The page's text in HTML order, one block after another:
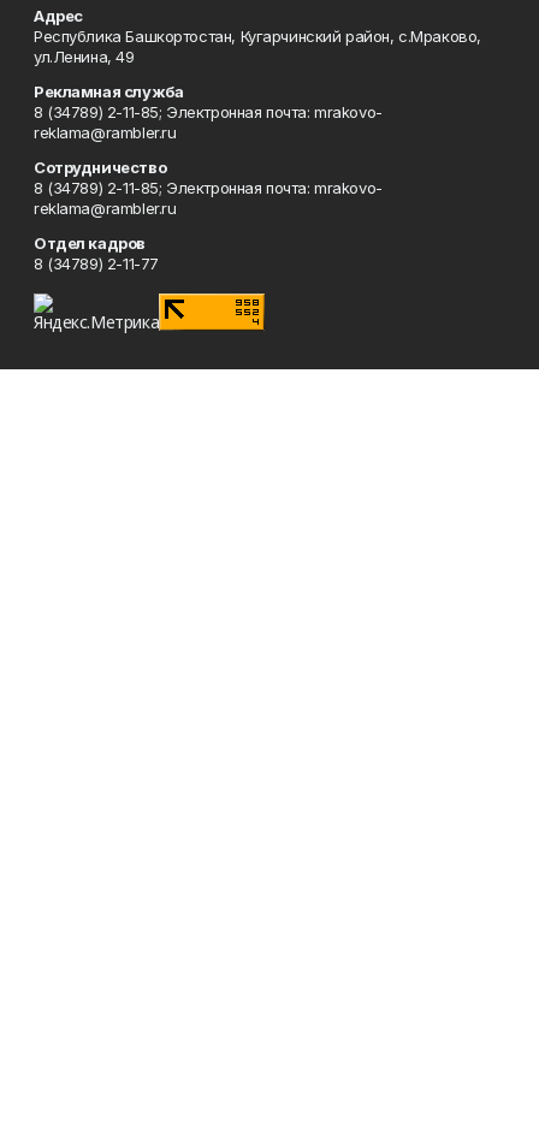
Адрес
Республика Башкортостан, Кугарчинский район, с.Мраково,
ул.Ленина, 49
Рекламная служба
8 (34789) 2-11-85; Электронная почта: mrakovo-
reklama@rambler.ru
Сотрудничество
8 (34789) 2-11-85; Электронная почта: mrakovo-
reklama@rambler.ru
Отдел кадров
8 (34789) 2-11-77